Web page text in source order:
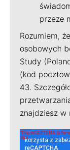
przeze
Rozumiem,
osobowych
Study
(kod
43.
znajdziesz w